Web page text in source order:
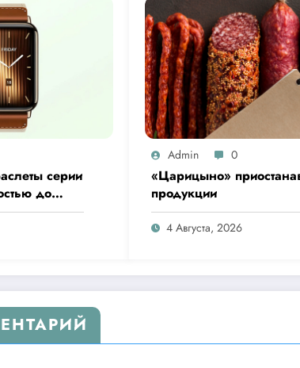
серии
до
Admin 0
«Царицыно»
продукции
4 Августа, 2026